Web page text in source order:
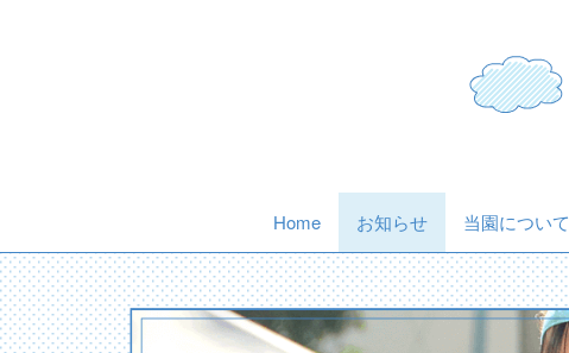
Home(current)お知らせ 当園について